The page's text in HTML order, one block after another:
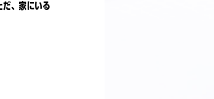
だ、家にいる